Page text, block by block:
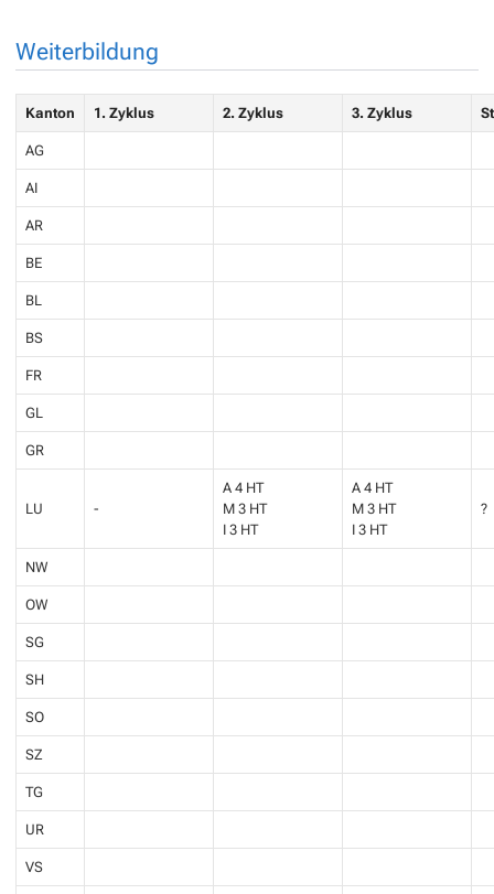
Weiterbildung
Kanton 1. Zyklus 2. Zyklus 3. Zyklus
AG
AI
AR
BE
BL
BS
FR
GL
GR
LU -
A 4 HT
M 3 HT
I 3 HT
A 4 HT
M 3 HT
I 3 HT
?
NW
OW
SG
SH
SO
SZ
TG
UR
VS